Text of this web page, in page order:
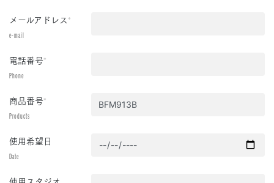
メールアドレス*
e-mail
電話番号*
Phone
商品番号*
Products
使用希望日
Date